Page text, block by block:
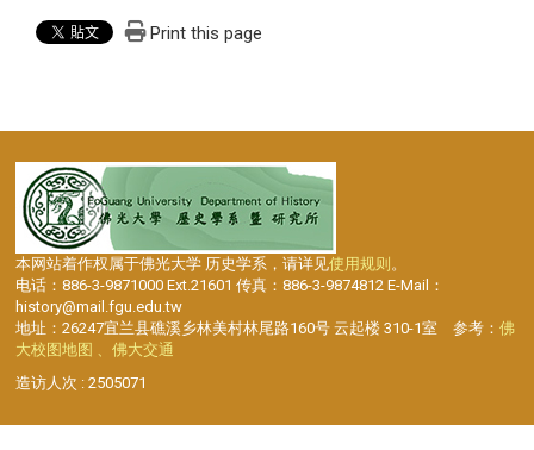
Print this page
本网站着作权属于佛光大学 历史学系，请详见使用规则 。
电话：886-3-9871000 Ext.21601 传真：886-3-9874812 E-Mail：
history@mail.fgu.edu.tw
地址：26247宜兰县礁溪乡林美村林尾路160号 云起楼 310-1室 参考： 佛
大校图地图 、佛大交通
造访人次 : 2505071